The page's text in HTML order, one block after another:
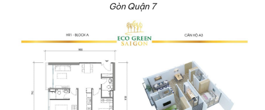
Gòn Quận 7